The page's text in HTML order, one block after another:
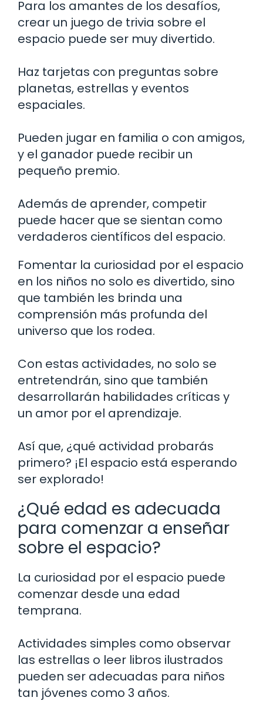
Para los amantes de los desafíos,
crear un juego de trivia sobre el
espacio puede ser muy divertido.
Haz tarjetas con preguntas sobre
planetas, estrellas y eventos
espaciales.
Pueden jugar en familia o con amigos,
y el ganador puede recibir un
pequeño premio.
Además de aprender, competir
puede hacer que se sientan como
verdaderos científicos del espacio.
Fomentar la curiosidad por el espacio
en los niños no solo es divertido, sino
que también les brinda una
comprensión más profunda del
universo que los rodea.
Con estas actividades, no solo se
entretendrán, sino que también
desarrollarán habilidades críticas y
un amor por el aprendizaje.
Así que, ¿qué actividad probarás
primero? ¡El espacio está esperando
ser explorado!
¿Qué edad es adecuada
para comenzar a enseñar
sobre el espacio?
La curiosidad por el espacio puede
comenzar desde una edad
temprana.
Actividades simples como observar
las estrellas o leer libros ilustrados
pueden ser adecuadas para niños
tan jóvenes como 3 años.